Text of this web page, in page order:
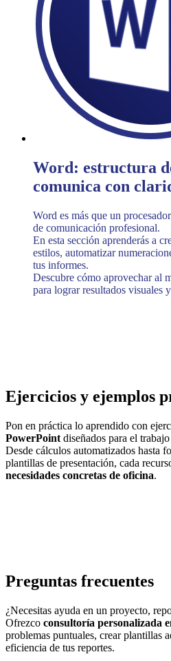
Word: estructura
comunica con
Word es más que un
de comunicación profesional.
En esta sección aprenderás a
estilos, automatizar
tus informes.
Descubre cómo aprovechar al
para lograr resultados visuales
Ejercicios y ejemplos
Pon en práctica lo aprendido con
PowerPoint diseñados para el
Desde cálculos automatizados hasta
plantillas de presentación, cada
necesidades concretas de oficina.
Preguntas frecuentes
¿Necesitas ayuda en un proyecto,
Ofrezco consultoría personalizada
problemas puntuales, crear plantillas
eficiencia de tus reportes.